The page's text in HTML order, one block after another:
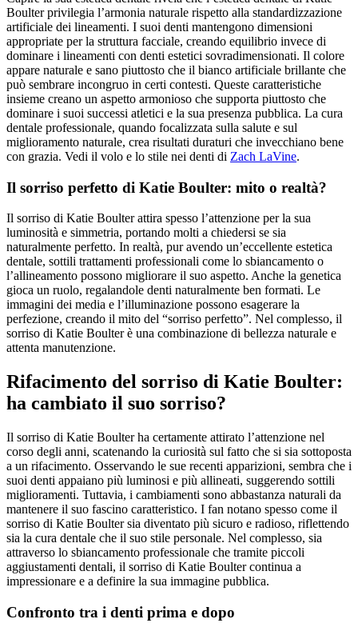
Boulter privilegia l’armonia naturale rispetto alla standardizzazione
artificiale dei lineamenti. I suoi denti mantengono dimensioni
appropriate per la struttura facciale, creando equilibrio invece di
dominare i lineamenti con denti estetici sovradimensionati. Il colore
appare naturale e sano piuttosto che il bianco artificiale brillante che
può sembrare incongruo in certi contesti. Queste caratteristiche
insieme creano un aspetto armonioso che supporta piuttosto che
dominare i suoi successi atletici e la sua presenza pubblica. La cura
dentale professionale, quando focalizzata sulla salute e sul
miglioramento naturale, crea risultati duraturi che invecchiano bene
con grazia. Vedi il volo e lo stile nei denti di Zach LaVine.
Il sorriso perfetto di Katie Boulter: mito o realtà?
Il sorriso di Katie Boulter attira spesso l’attenzione per la sua
luminosità e simmetria, portando molti a chiedersi se sia
naturalmente perfetto. In realtà, pur avendo un’eccellente estetica
dentale, sottili trattamenti professionali come lo sbiancamento o
l’allineamento possono migliorare il suo aspetto. Anche la genetica
gioca un ruolo, regalandole denti naturalmente ben formati. Le
immagini dei media e l’illuminazione possono esagerare la
perfezione, creando il mito del “sorriso perfetto”. Nel complesso, il
sorriso di Katie Boulter è una combinazione di bellezza naturale e
attenta manutenzione.
Rifacimento del sorriso di Katie Boulter:
ha cambiato il suo sorriso?
Il sorriso di Katie Boulter ha certamente attirato l’attenzione nel
corso degli anni, scatenando la curiosità sul fatto che si sia sottoposta
a un rifacimento. Osservando le sue recenti apparizioni, sembra che i
suoi denti appaiano più luminosi e più allineati, suggerendo sottili
miglioramenti. Tuttavia, i cambiamenti sono abbastanza naturali da
mantenere il suo fascino caratteristico. I fan notano spesso come il
sorriso di Katie Boulter sia diventato più sicuro e radioso, riflettendo
sia la cura dentale che il suo stile personale. Nel complesso, sia
attraverso lo sbiancamento professionale che tramite piccoli
aggiustamenti dentali, il sorriso di Katie Boulter continua a
impressionare e a definire la sua immagine pubblica.
Confronto tra i denti prima e dopo